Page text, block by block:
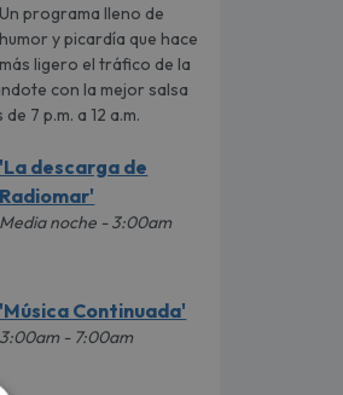
Un programa lleno de
humor y picardía que hace
más ligero el tráfico de la
con la mejor salsa
7 p.m. a 12 a.m.
'La descarga de
Radiomar'
Media noche - 3:00am
'Música Continuada'
3:00am - 7:00am